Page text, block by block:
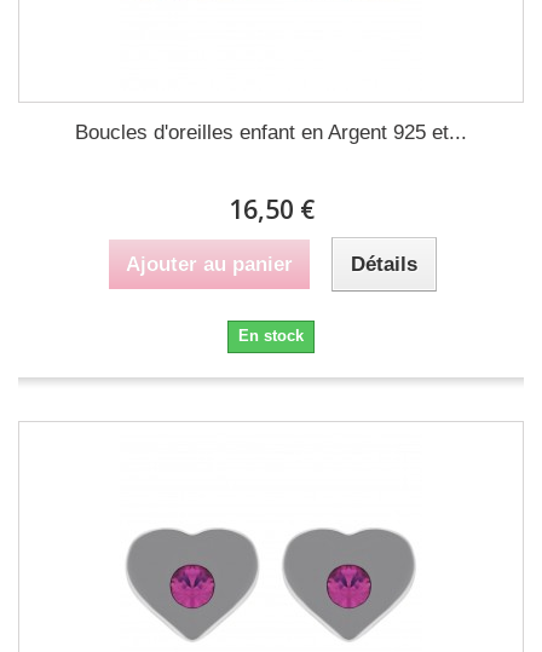
Boucles d'oreilles enfant en Argent 925 et...
16,50 €
Ajouter au panier Détails
En stock